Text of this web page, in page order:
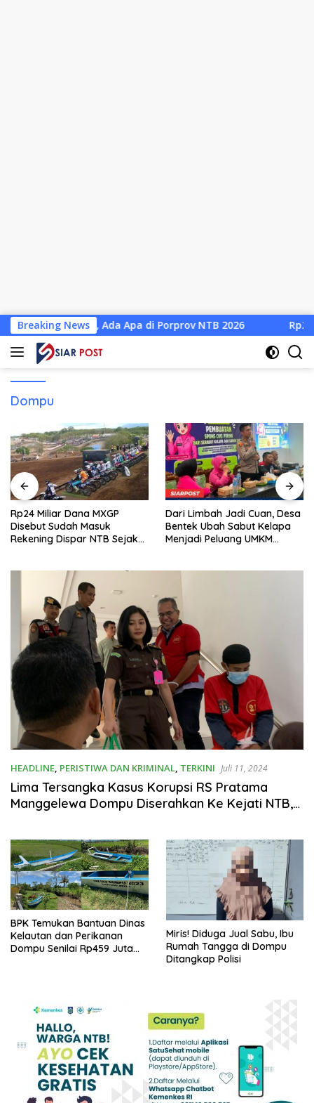
Langsung
ke
konten
Breaking News
Ada Apa di Porprov NTB 2026 Rp24 Miliar Dana
Dompu
Rp24 Miliar Dana MXGP
Disebut Sudah Masuk
Rekening Dispar NTB Sejak
Dari Limbah Jadi Cuan, Desa
Bentek Ubah Sabut Kelapa
Menjadi Peluang UMKM
HEADLINE PERISTIWA DAN KRIMINAL TERKINI Juli 11, 2024
Lima Tersangka Kasus Korupsi RS Pratama
Manggelewa Dompu Diserahkan Ke Kejati NTB,
BPK Temukan Bantuan Dinas
Kelautan dan Perikanan
Dompu Senilai Rp459 Juta
Miris! Diduga Jual Sabu, Ibu
Rumah Tangga di Dompu
Ditangkap Polisi